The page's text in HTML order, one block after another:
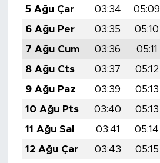
5 Ağu Çar
03:34 05:09
6 Ağu Per
03:35 05:10
7 Ağu Cum
03:36 05:11
8 Ağu Cts
03:37 05:12
9 Ağu Paz
03:39 05:13
10 Ağu Pts
03:40 05:13
11 Ağu Sal
03:41 05:14
12 Ağu Çar
03:43 05:15